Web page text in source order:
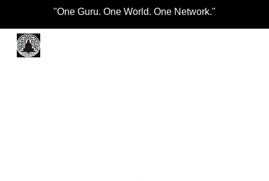
"One Guru. One World. One Network."